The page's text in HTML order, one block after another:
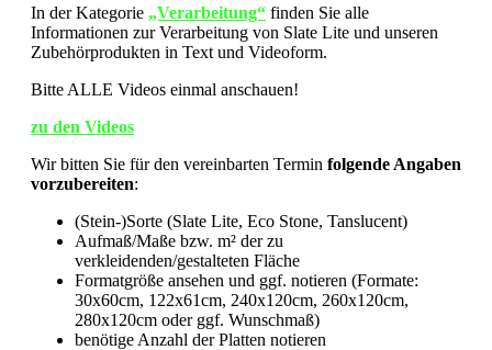
In der Kategorie „Verarbeitung“ finden Sie alle
Informationen zur Verarbeitung von Slate Lite und unseren
Zubehörprodukten in Text und Videoform.
Bitte ALLE Videos einmal anschauen!
zu den Videos
Wir bitten Sie für den vereinbarten Termin folgende Angaben
vorzubereiten:
(Stein-)Sorte (Slate Lite, Eco Stone, Tanslucent)
Aufmaß/Maße bzw. m² der zu
verkleidenden/gestalteten Fläche
Formatgröße ansehen und ggf. notieren (Formate:
30x60cm, 122x61cm, 240x120cm, 260x120cm,
280x120cm oder ggf. Wunschmaß)
benötige Anzahl der Platten notieren